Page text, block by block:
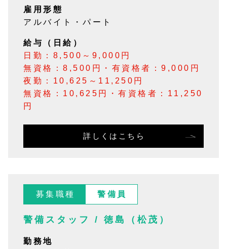
雇用形態
アルバイト・パート
給与（日給）
日勤：8,500～9,000円
無資格：8,500円・有資格者：9,000円
夜勤：10,625～11,250円
無資格：10,625円・有資格者：11,250
円
詳しくはこちら
募集職種 警備員
警備スタッフ / 徳島（松茂）
勤務地